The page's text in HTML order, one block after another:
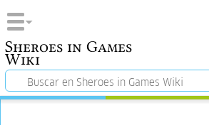
Sheroes in Games
Wiki